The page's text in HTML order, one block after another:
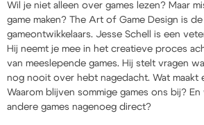
Wil je niet alleen over games lezen? Maar
game maken? The Art of Game Design is
gameontwikkelaars. Jesse Schell is een
Hij neemt je mee in het creatieve proces
van meeslepende games. Hij stelt vragen
nog nooit over hebt nagedacht. Wat maakt
Waarom blijven sommige games ons bij?
andere games nagenoeg direct?